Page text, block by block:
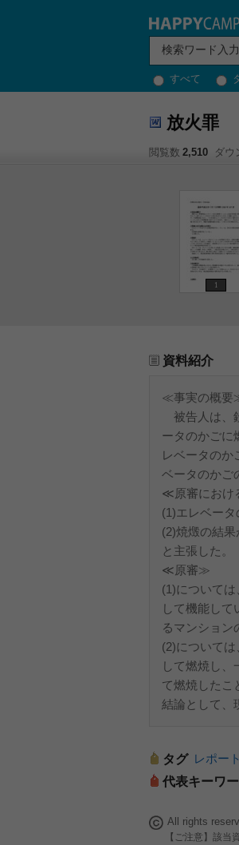
すべて
放火罪
閲覧数 2,510 ダウ
1
資料紹介
≪事実の概
被告人は、
ータのかごに
レベータのか
ベータのかご
≪原審におけ
(1)エレベー
(2)焼燬の結果
と主張した。
≪原審≫
(1)について
して機能して
るマンション
(2)について
して燃焼し、
て燃焼したこ
結論として、
タグ レポート
代表キーワ
All rights
【ご注意】該当